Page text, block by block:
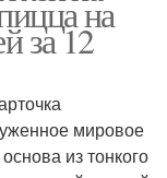
на
за 12
мировое
из тонкого